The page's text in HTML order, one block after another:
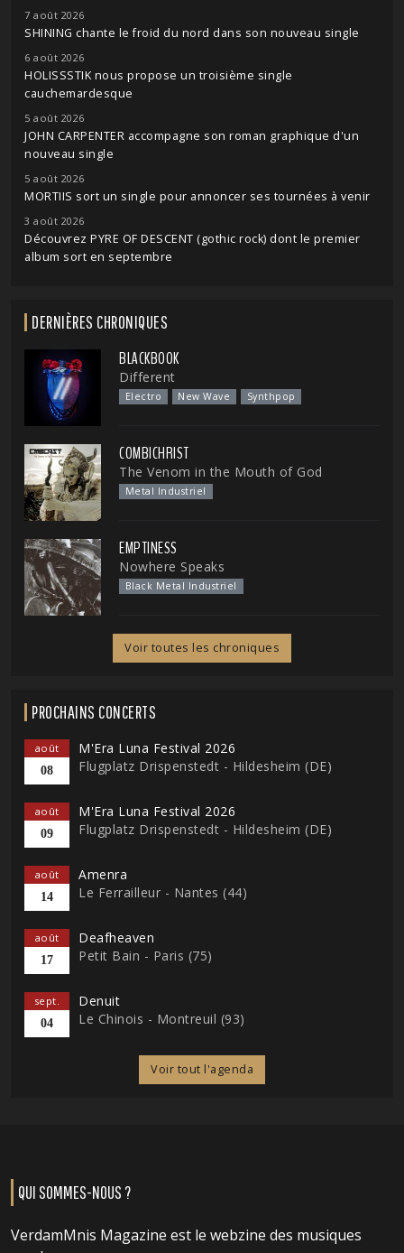
7 août 2026
SHINING chante le froid du nord dans son nouveau single
6 août 2026
HOLISSSTIK nous propose un troisième single
cauchemardesque
5 août 2026
JOHN CARPENTER accompagne son roman graphique d'un
nouveau single
5 août 2026
MORTIIS sort un single pour annoncer ses tournées à venir
3 août 2026
Découvrez PYRE OF DESCENT (gothic rock) dont le premier
album sort en septembre
DERNIÈRES CHRONIQUES
BLACKBOOK
Different
Electro New Wave Synthpop
COMBICHRIST
The Venom in the Mouth of God
Metal Industriel
EMPTINESS
Nowhere Speaks
Black Metal Industriel
Voir toutes les chroniques
PROCHAINS CONCERTS
août
08
M'Era Luna Festival 2026
Flugplatz Drispenstedt - Hildesheim (DE)
août
09
M'Era Luna Festival 2026
Flugplatz Drispenstedt - Hildesheim (DE)
août
14
Amenra
Le Ferrailleur - Nantes (44)
août
17
Deafheaven
Petit Bain - Paris (75)
sept.
04
Denuit
Le Chinois - Montreuil (93)
Voir tout l'agenda
QUI SOMMES-NOUS ?
VerdamMnis Magazine est le webzine des musiques